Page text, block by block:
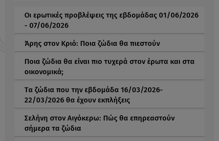
Οι ερωτικές προβλέψεις της εβδομάδας 01/06/2026
- 07/06/2026
Άρης στον Κριό: Ποια ζώδια θα πιεστούν
Ποια ζώδια θα είναι πιο τυχερά στον έρωτα και στα
οικονομικά;
Tα ζώδια που την εβδομάδα 16/03/2026-
22/03/2026 θα έχουν εκπλήξεις
Σελήνη στον Αιγόκερω: Πώς θα επηρεαστούν
σήμερα τα ζώδια